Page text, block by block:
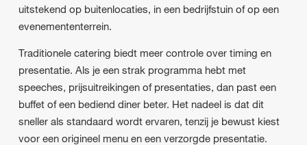
uitstekend op buitenlocaties, in een bedrijfstuin of op een
evenemententerrein.
Traditionele catering biedt meer controle over timing en
presentatie. Als je een strak programma hebt met
speeches, prijsuitreikingen of presentaties, dan past een
buffet of een bediend diner beter. Het nadeel is dat dit
sneller als standaard wordt ervaren, tenzij je bewust kiest
voor een origineel menu en een verzorgde presentatie.